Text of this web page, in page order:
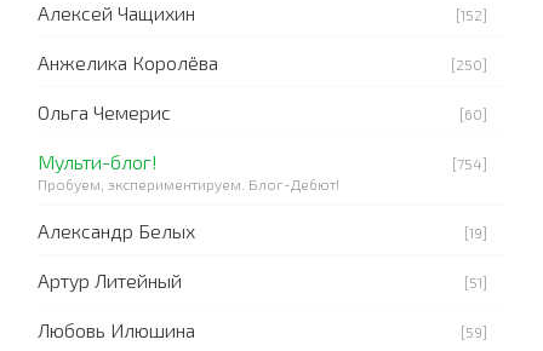
Алексей Чащихин [152]
Анжелика Королёва [250]
Ольга Чемерис [60]
Мульти-блог!
[754]
Пробуем, экспериментируем. Блог-Дебют!
Александр Белых [19]
Артур Литейный [51]
Любовь Илюшина [59]